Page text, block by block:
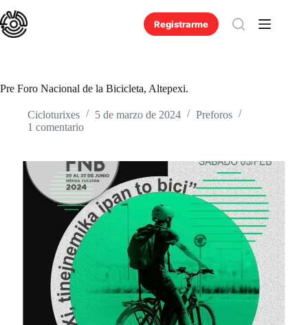
al
contenido
Registrarme
Pre Foro Nacional de la Bicicleta, Altepexi.
Cicloturixes 5 de marzo de 2024
Preforos
1 comentario